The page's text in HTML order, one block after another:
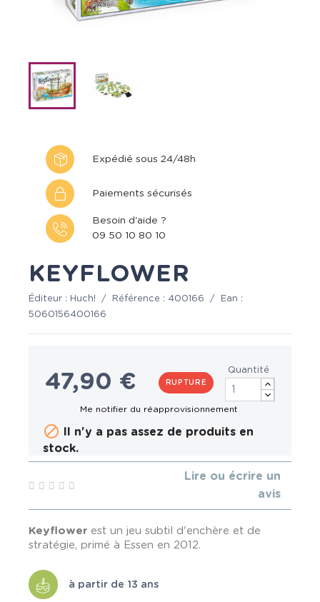
Expédié sous 24/48h
Paiements sécurisés
Besoin d'aide ?
09 50 10 80 10
KEYFLOWER
Éditeur : Huch! / Référence : 400166 /
Ean :
5060156400166
47,90 € RUPTURE
Quantité
 Il n'y a pas assez de produits en
stock.
Lire ou écrire un
avis
Keyflower est un jeu subtil d'enchère et de
stratégie, primé à Essen en 2012.
à partir de 13 ans